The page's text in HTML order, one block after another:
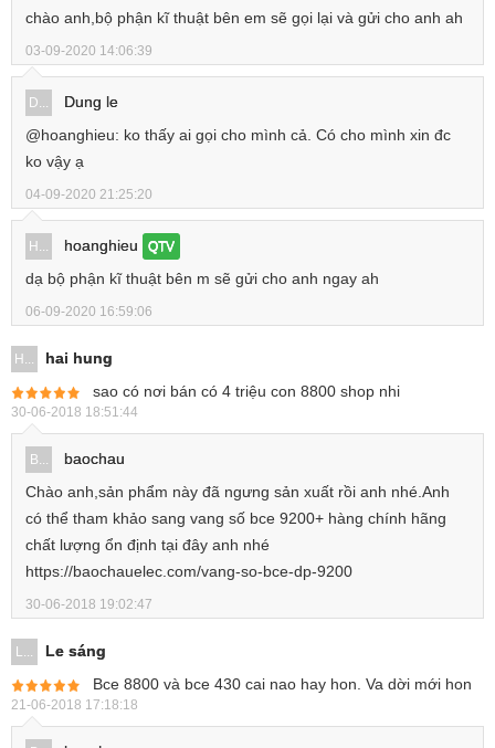
chào anh,bộ phận kĩ thuật bên em sẽ gọi lại và gửi cho anh ah
03-09-2020 14:06:39
D...
Dung le
@hoanghieu: ko thấy ai gọi cho mình cả. Có cho mình xin đc
ko vậy ạ
04-09-2020 21:25:20
H... hoanghieu QTV
dạ bộ phận kĩ thuật bên m sẽ gửi cho anh ngay ah
06-09-2020 16:59:06
H...
hai hung
sao có nơi bán có 4 triệu con 8800 shop nhi
30-06-2018 18:51:44
B...
baochau
Chào anh,sản phẩm này đã ngưng sản xuất rồi anh nhé.Anh
có thể tham khảo sang vang số bce 9200+ hàng chính hãng
chất lượng ổn định tại đây anh nhé
https://baochauelec.com/vang-so-bce-dp-9200
30-06-2018 19:02:47
L...
Le sáng
Bce 8800 và bce 430 cai nao hay hon. Va dời mới hon
21-06-2018 17:18:18